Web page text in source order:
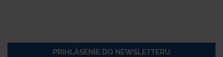
PRIHLÁSENIE DO NEWSLETTERU